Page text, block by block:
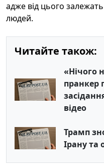
адже від цього
людей.
Читайте також:
«Нічого
пранкер
відео
Трамп
Ірану